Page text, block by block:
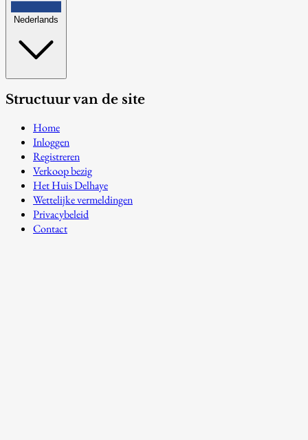
Nederlands
Structuur van de site
Home
Inloggen
Registreren
Verkoop bezig
Het Huis Delhaye
Wettelijke vermeldingen
Privacybeleid
Contact